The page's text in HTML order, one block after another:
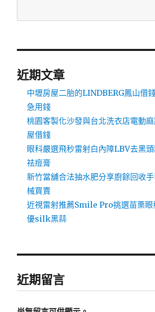
近期文章
中壢房屋二胎的LINDBERG鳳山借
急用錢
桃園客製化沙發與台北洗衣店電動
屋借錢
眼科嚴選飛秒雷射白內障LBV去黑
祛痘膏
新竹當舖合法抽水肥分享廚餘回收
械買賣
近視雷射推薦Smile Pro挑選苗栗眼
優silk黑蒜
近期留言